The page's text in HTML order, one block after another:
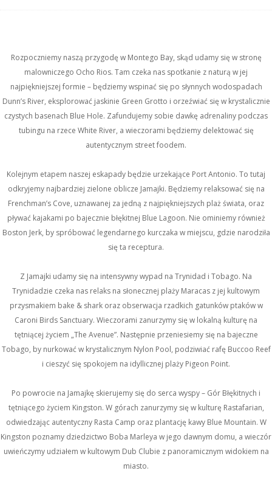
Rozpoczniemy naszą przygodę w Montego Bay, skąd udamy się w stronę
malowniczego Ocho Rios. Tam czeka nas spotkanie z naturą w jej
najpiękniejszej formie – będziemy wspinać się po słynnych wodospadach
Dunn’s River, eksplorować jaskinie Green Grotto i orzeźwiać się w krystalicznie
czystych basenach Blue Hole. Zafundujemy sobie dawkę adrenaliny podczas
tubingu na rzece White River, a wieczorami będziemy delektować się
autentycznym street foodem.
Kolejnym etapem naszej eskapady będzie urzekające Port Antonio. To tutaj
odkryjemy najbardziej zielone oblicze Jamajki. Będziemy relaksować się na
Frenchman’s Cove, uznawanej za jedną z najpiękniejszych plaż świata, oraz
pływać kajakami po bajecznie błękitnej Blue Lagoon. Nie ominiemy również
Boston Jerk, by spróbować legendarnego kurczaka w miejscu, gdzie narodziła
się ta receptura.
Z Jamajki udamy się na intensywny wypad na Trynidad i Tobago. Na
Trynidadzie czeka nas relaks na słonecznej plaży Maracas z jej kultowym
przysmakiem bake & shark oraz obserwacja rzadkich gatunków ptaków w
Caroni Birds Sanctuary. Wieczorami zanurzymy się w lokalną kulturę na
tętniącej życiem „The Avenue”. Następnie przeniesiemy się na bajeczne
Tobago, by nurkować w krystalicznym Nylon Pool, podziwiać rafę Buccoo Reef
i cieszyć się spokojem na idyllicznej plaży Pigeon Point.
Po powrocie na Jamajkę skierujemy się do serca wyspy – Gór Błękitnych i
tętniącego życiem Kingston. W górach zanurzymy się w kulturę Rastafarian,
odwiedzając autentyczny Rasta Camp oraz plantację kawy Blue Mountain. W
Kingston poznamy dziedzictwo Boba Marleya w jego dawnym domu, a wieczór
uwieńczymy udziałem w kultowym Dub Clubie z panoramicznym widokiem na
miasto.